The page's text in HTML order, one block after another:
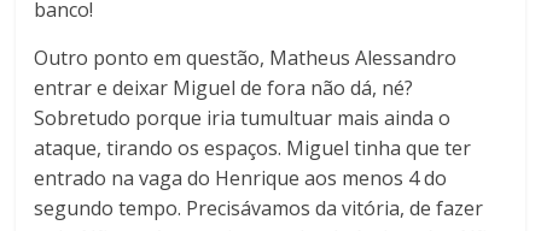
banco!
Outro ponto em questão, Matheus Alessandro
entrar e deixar Miguel de fora não dá, né?
Sobretudo porque iria tumultuar mais ainda o
ataque, tirando os espaços. Miguel tinha que ter
entrado na vaga do Henrique aos menos 4 do
segundo tempo. Precisávamos da vitória, de fazer